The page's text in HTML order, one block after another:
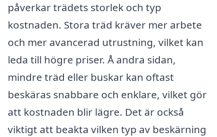
påverkar trädets storlek och typ
kostnaden. Stora träd kräver mer arbete
och mer avancerad utrustning, vilket kan
leda till högre priser. Å andra sidan,
mindre träd eller buskar kan oftast
beskäras snabbare och enklare, vilket gör
att kostnaden blir lägre. Det är också
viktigt att beakta vilken typ av beskärning